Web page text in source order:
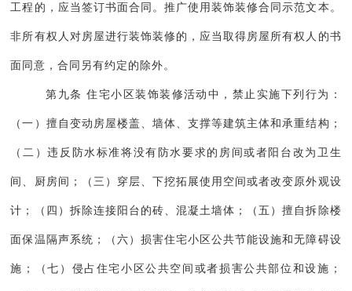
工程的，应当签订书面合同。推广使用装饰装修合同示范文本。
非所有权人对房屋进行装饰装修的，应当取得房屋所有权人的书
面同意，合同另有约定的除外。
第九条 住宅小区装饰装修活动中，禁止实施下列行为：
（一）擅自变动房屋楼盖、墙体、支撑等建筑主体和承重结构；
（二）违反防水标准将没有防水要求的房间或者阳台改为卫生
间、厨房间；（三）穿层、下挖拓展使用空间或者改变原外观设
计；（四）拆除连接阳台的砖、混凝土墙体；（五）擅自拆除楼
面保温隔声系统；（六）损害住宅小区公共节能设施和无障碍设
施；（七）侵占住宅小区公共空间或者损害公共部位和设施；